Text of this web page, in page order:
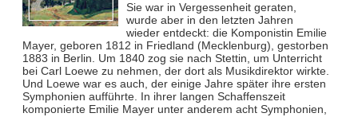
Sie war in Vergessenheit geraten,
wurde aber in den letzten Jahren
wieder entdeckt: die Komponistin Emilie
Mayer, geboren 1812 in Friedland (Mecklenburg), gestorben
1883 in Berlin. Um 1840 zog sie nach Stettin, um Unterricht
bei Carl Loewe zu nehmen, der dort als Musikdirektor wirkte.
Und Loewe war es auch, der einige Jahre später ihre ersten
Symphonien aufführte. In ihrer langen Schaffenszeit
komponierte Emilie Mayer unter anderem acht Symphonien,